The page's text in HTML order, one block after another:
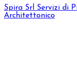
Spira Srl
Servizi di
Architettonico